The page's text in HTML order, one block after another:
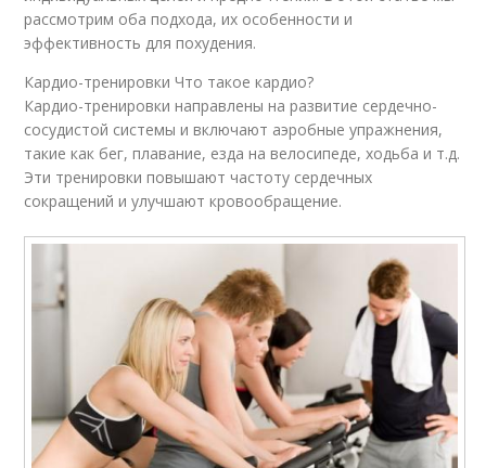
рассмотрим оба подхода, их особенности и
эффективность для похудения.
Кардио-тренировки Что такое кардио?
Кардио-тренировки направлены на развитие сердечно-
сосудистой системы и включают аэробные упражнения,
такие как бег, плавание, езда на велосипеде, ходьба и т.д.
Эти тренировки повышают частоту сердечных
сокращений и улучшают кровообращение.